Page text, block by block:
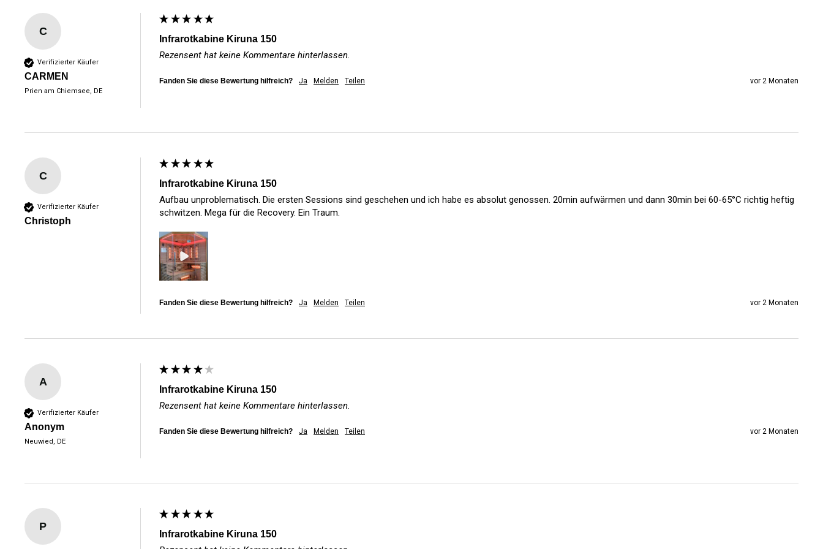
C
Verifizierter Käufer
CARMEN
Prien am Chiemsee, DE
Infrarotkabine Kiruna 150
Rezensent hat keine Kommentare hinterlassen.
Fanden Sie diese Bewertung hilfreich? Ja Melden Teilen vor 2 Monaten
C
Verifizierter Käufer
Christoph
Infrarotkabine Kiruna 150
Aufbau unproblematisch. Die ersten Sessions sind geschehen und ich habe es absolut genossen. 20min aufwärmen und dann 30min bei 60-65°C richtig heftig
schwitzen. Mega für die Recovery. Ein Traum.
Fanden Sie diese Bewertung hilfreich? Ja Melden Teilen vor 2 Monaten
A
Verifizierter Käufer
Anonym
Neuwied, DE
Infrarotkabine Kiruna 150
Rezensent hat keine Kommentare hinterlassen.
Fanden Sie diese Bewertung hilfreich? Ja Melden Teilen vor 2 Monaten
P
Infrarotkabine Kiruna 150